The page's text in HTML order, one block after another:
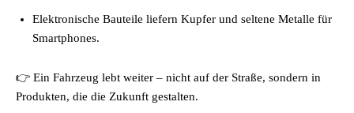
Elektronische Bauteile liefern Kupfer und seltene Metalle für
Smartphones.
👉 Ein Fahrzeug lebt weiter – nicht auf der Straße, sondern in
Produkten, die die Zukunft gestalten.